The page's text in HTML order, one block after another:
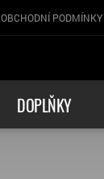
OBCHODNÍ PODMÍNKY
DOPLŇKY